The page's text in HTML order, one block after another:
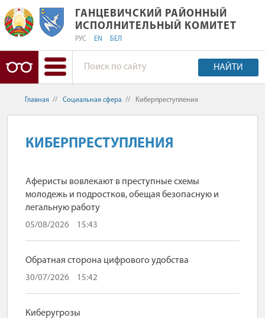
ГАНЦЕВИЧСКИЙ РАЙОННЫЙ
ГАНЦЕВИЧСКИЙ РАЙОННЫЙ
ИСПОЛНИТЕЛЬНЫЙ КОМИТЕТ
РУС EN БЕЛ
НАЙТИ
Главная // Социальная сфера // Киберпреступления
КИБЕРПРЕСТУПЛЕНИЯ
Аферисты вовлекают в преступные схемы
молодежь и подростков, обещая безопасную и
легальную работу
05/08/2026 15:43
Обратная сторона цифрового удобства
30/07/2026 15:42
Киберугрозы